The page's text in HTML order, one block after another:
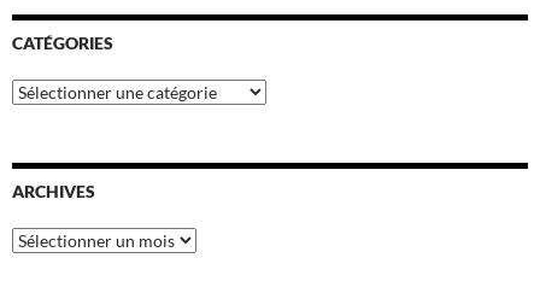
CATÉGORIES
Catégories
ARCHIVES
Archives